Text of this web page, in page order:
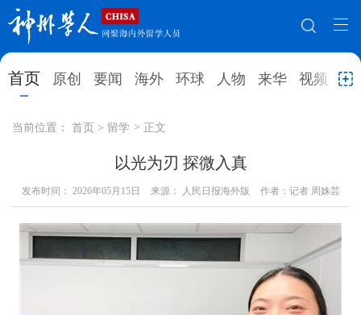
首页 原创 要闻 海外 环球 人物 来华 视频 教
网站地图
首页 原创
人物 来华
教育 就业创业 合作办学 直播访谈
留学 人才 学术 观点
综合 深度 专题 实用信息
当前位置： 首页 > 留学 > 正文
以光为刃 探微入真
发布时间： 2026年05月15日 来源： 人民日报海外版 作者：记者 周姝芸